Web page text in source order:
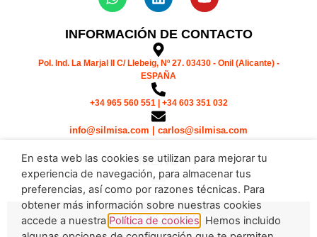
INFORMACIÓN DE CONTACTO
Pol. Ind. La Marjal II C/ Llebeig, Nº 27. 03430 - Onil (Alicante) -
ESPAÑA
+34 965 560 551 | +34 603 351 032
info@silmisa.com | carlos@silmisa.com
MENÚ
Política de cookies
En esta web las cookies se utilizan para mejorar tu
experiencia de navegación, para almacenar tus
preferencias, así como por razones técnicas. Para
obtener más información sobre nuestras cookies
accede a nuestra Política de cookies . Hemos incluido